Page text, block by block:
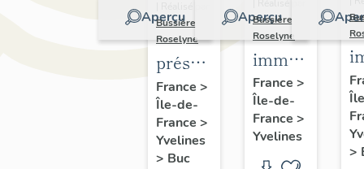
Aperçu
Bussière
Roselyne
présentation
de la
commune
de Buc
France >
Île-de-
France >
Yvelines
> Buc
Aperçu
Bussière
Roselyne
immeubles,
maisons,
fermes
France >
Île-de-
France >
Yvelines
>